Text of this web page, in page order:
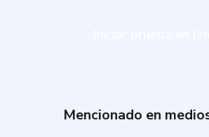
Mencionado en